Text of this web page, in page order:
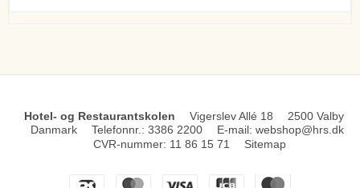
Hotel- og Restaurantskolen Vigerslev Allé 18
2500 Valby
Danmark
Telefonnr.: 3386 2200 E-mail: webshop@hrs.dk
CVR-nummer: 11 86 15 71 Sitemap